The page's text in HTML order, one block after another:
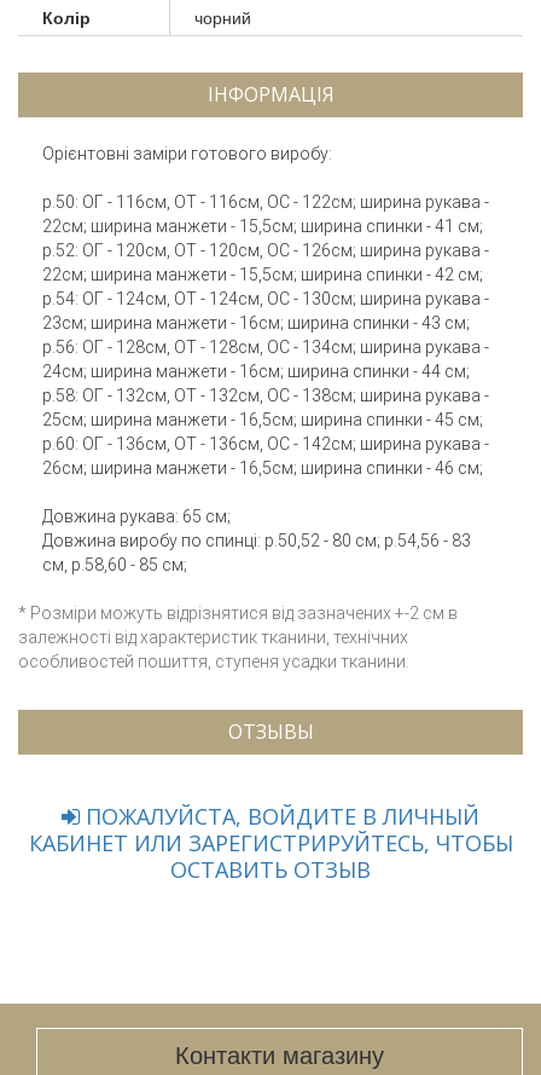
Колір чорний
ІНФОРМАЦІЯ
Орієнтовні заміри готового виробу:
р.50: ОГ - 116см, ОТ - 116см, ОС - 122см; ширина рукава -
22см; ширина манжети - 15,5см; ширина спинки - 41 см;
р.52: ОГ - 120см, ОТ - 120см, ОС - 126см; ширина рукава -
22см; ширина манжети - 15,5см; ширина спинки - 42 см;
р.54: ОГ - 124см, ОТ - 124см, ОС - 130см; ширина рукава -
23см; ширина манжети - 16см; ширина спинки - 43 см;
р.56: ОГ - 128см, ОТ - 128см, ОС - 134см; ширина рукава -
24см; ширина манжети - 16см; ширина спинки - 44 см;
р.58: ОГ - 132см, ОТ - 132см, ОС - 138см; ширина рукава -
25см; ширина манжети - 16,5см; ширина спинки - 45 см;
р.60: ОГ - 136см, ОТ - 136см, ОС - 142см; ширина рукава -
26см; ширина манжети - 16,5см; ширина спинки - 46 см;
Довжина рукава: 65 см;
Довжина виробу по спинці: р.50,52 - 80 см; р.54,56 - 83
см, р.58,60 - 85 см;
* Розміри можуть відрізнятися від зазначених +-2 см в
залежності від характеристик тканини, технічних
особливостей пошиття, ступеня усадки тканини.
ОТЗЫВЫ
ПОЖАЛУЙСТА, ВОЙДИТЕ В ЛИЧНЫЙ
КАБИНЕТ ИЛИ ЗАРЕГИСТРИРУЙТЕСЬ, ЧТОБЫ
ОСТАВИТЬ ОТЗЫВ
Контакти магазину